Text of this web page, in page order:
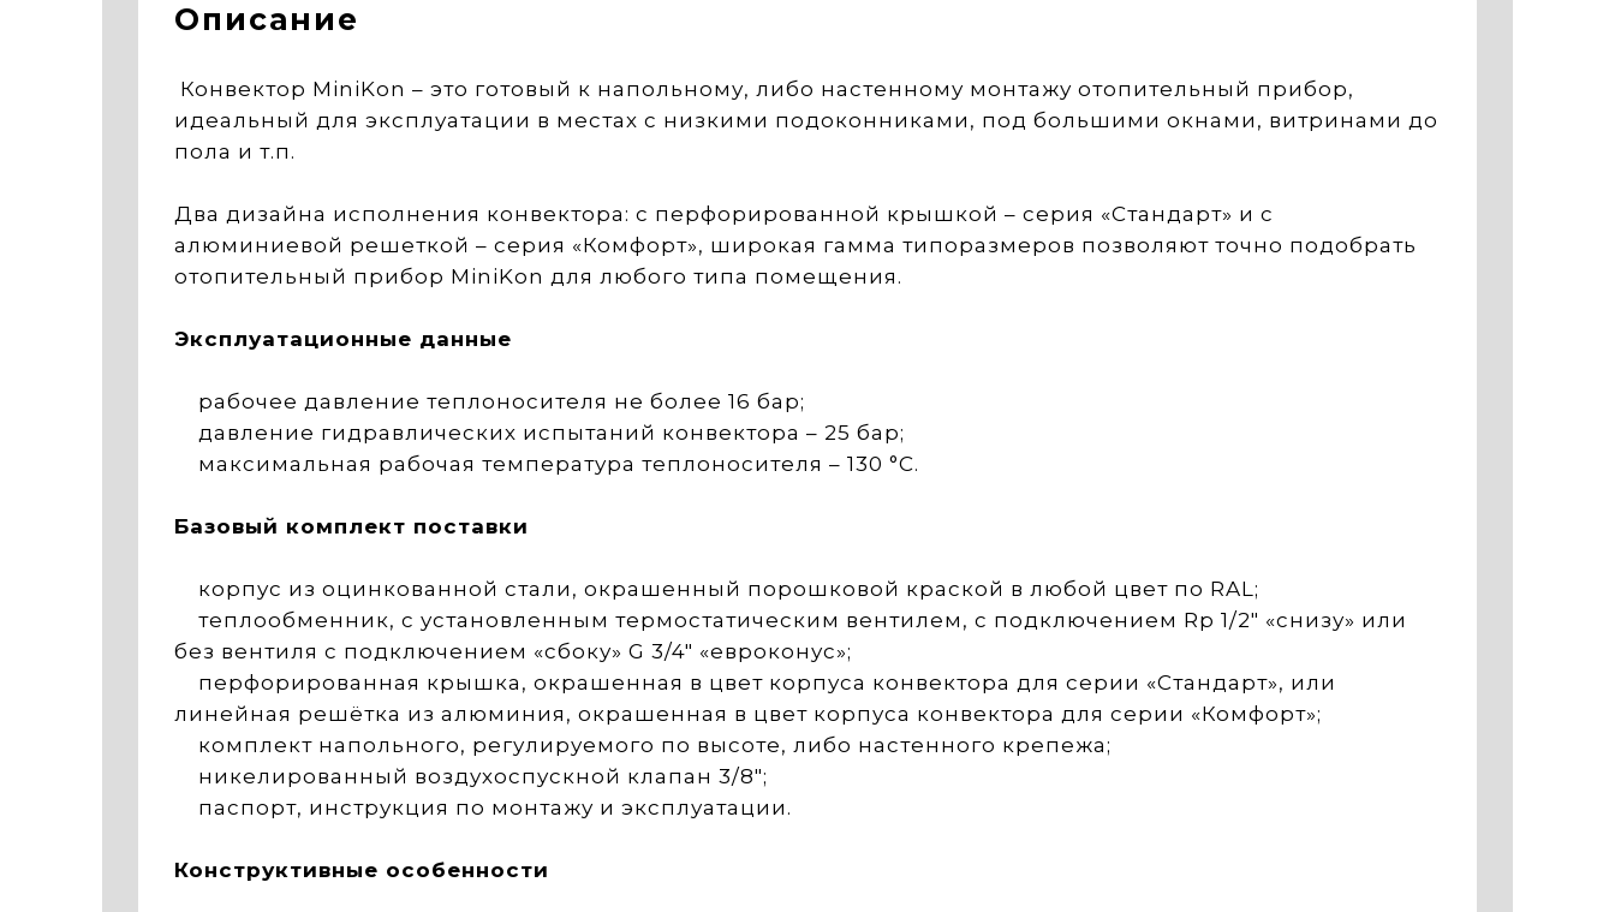
Описание
Конвектор MiniKon – это готовый к напольному, либо настенному монтажу отопительный прибор,
идеальный для эксплуатации в местах с низкими подоконниками, под большими окнами, витринами до
пола и т.п.
Два дизайна исполнения конвектора: с перфорированной крышкой – серия «Стандарт» и с
алюминиевой решеткой – серия «Комфорт», широкая гамма типоразмеров позволяют точно подобрать
отопительный прибор MiniKon для любого типа помещения.
Эксплуатационные данные
рабочее давление теплоносителя не более 16 бар;
давление гидравлических испытаний конвектора – 25 бар;
максимальная рабочая температура теплоносителя – 130 °С.
Базовый комплект поставки
корпус из оцинкованной стали, окрашенный порошковой краской в любой цвет по RAL;
теплообменник, с установленным термостатическим вентилем, с подключением Rp 1/2" «снизу» или
без вентиля с подключением «сбоку» G 3/4" «евроконус»;
перфорированная крышка, окрашенная в цвет корпуса конвектора для серии «Стандарт», или
линейная решётка из алюминия, окрашенная в цвет корпуса конвектора для серии «Комфорт»;
комплект напольного, регулируемого по высоте, либо настенного крепежа;
никелированный воздухоспускной клапан 3/8";
паспорт, инструкция по монтажу и эксплуатации.
Конструктивные особенности